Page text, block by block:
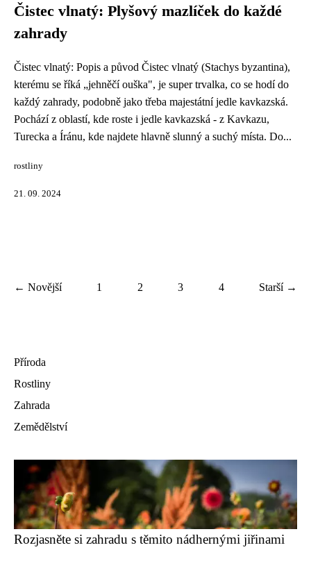
Čistec vlnatý: Plyšový mazlíček do každé
zahrady
Čistec vlnatý: Popis a původ Čistec vlnatý (Stachys byzantina),
kterému se říká „jehněčí ouška", je super trvalka, co se hodí do
každý zahrady, podobně jako třeba majestátní jedle kavkazská.
Pochází z oblastí, kde roste i jedle kavkazská - z Kavkazu,
Turecka a Íránu, kde najdete hlavně slunný a suchý místa. Do...
rostliny
21. 09. 2024
← Novější 1 2 3 4 Starší →
Příroda
Rostliny
Zahrada
Zemědělství
Rozjasněte si zahradu s těmito nádhernými jiřinami